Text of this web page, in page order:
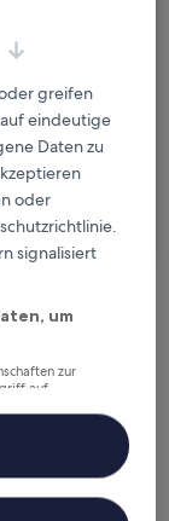
greifen
eindeutige
Daten zu
oder
signalisiert
um
zur
auf
von Inhalten,
von